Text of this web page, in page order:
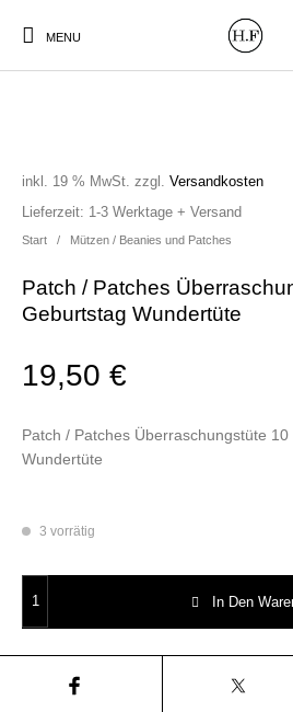
MENU
New Products On Sale!
Start / Mützen / Beanies und Patches
Patch / Patches
Geburtstag Wundertüte
19,50€
inkl. 19 % MwSt. zzgl.Versandkosten
Patch / Patches Überraschungstüte
Wundertüte
Lieferzeit: 1-3 Werktage + Versand
3 vorrätig
In Den